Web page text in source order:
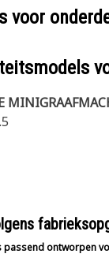
voor
ontworpen